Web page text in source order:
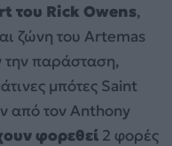
του Rick Owens,
ζώνη του Artemas
την παράσταση,
μπότες Saint
από τον Anthony
φορεθεί 2 φορές